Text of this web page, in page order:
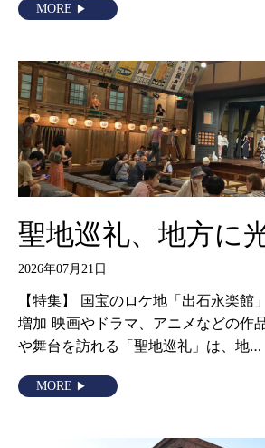
MORE
聖地巡礼、地方に
2026年07月21日
【特集】 国宝のロケ地「出石永楽
増加 映画やドラマ、アニメなどの作
や舞台を訪れる「聖地巡礼」は、地…
MORE